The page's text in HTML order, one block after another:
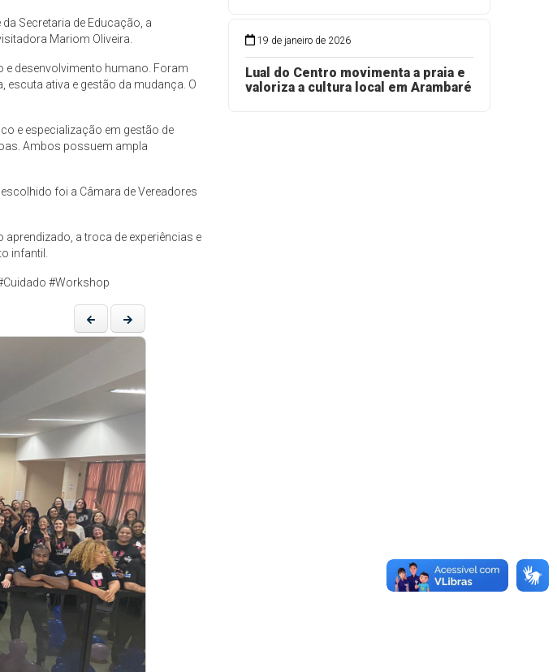
Secretaria de Educação, a
Mariom Oliveira.
desenvolvimento humano. Foram
ativa e gestão da mudança. O
e especialização em gestão de
Ambos possuem ampla
foi a Câmara de Vereadores
a troca de experiências e
infantil.
#Workshop
19 de janeiro de 2026
Lual do Centro movimenta a praia e
valoriza a cultura local em Arambaré